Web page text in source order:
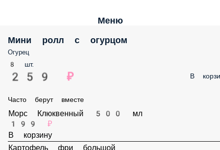
Меню
Мини ролл с огурцом
Огурец
8 шт.
259 ₽ В
Часто берут вместе
Морс Клюквенный 500 мл
199 ₽
В корзину